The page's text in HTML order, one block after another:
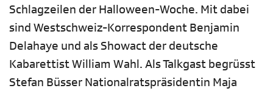
Schlagzeilen der Halloween-Woche. Mit dabei
sind Westschweiz-Korrespondent Benjamin
Delahaye und als Showact der deutsche
Kabarettist William Wahl. Als Talkgast begrüsst
Stefan Büsser Nationalratspräsidentin Maja